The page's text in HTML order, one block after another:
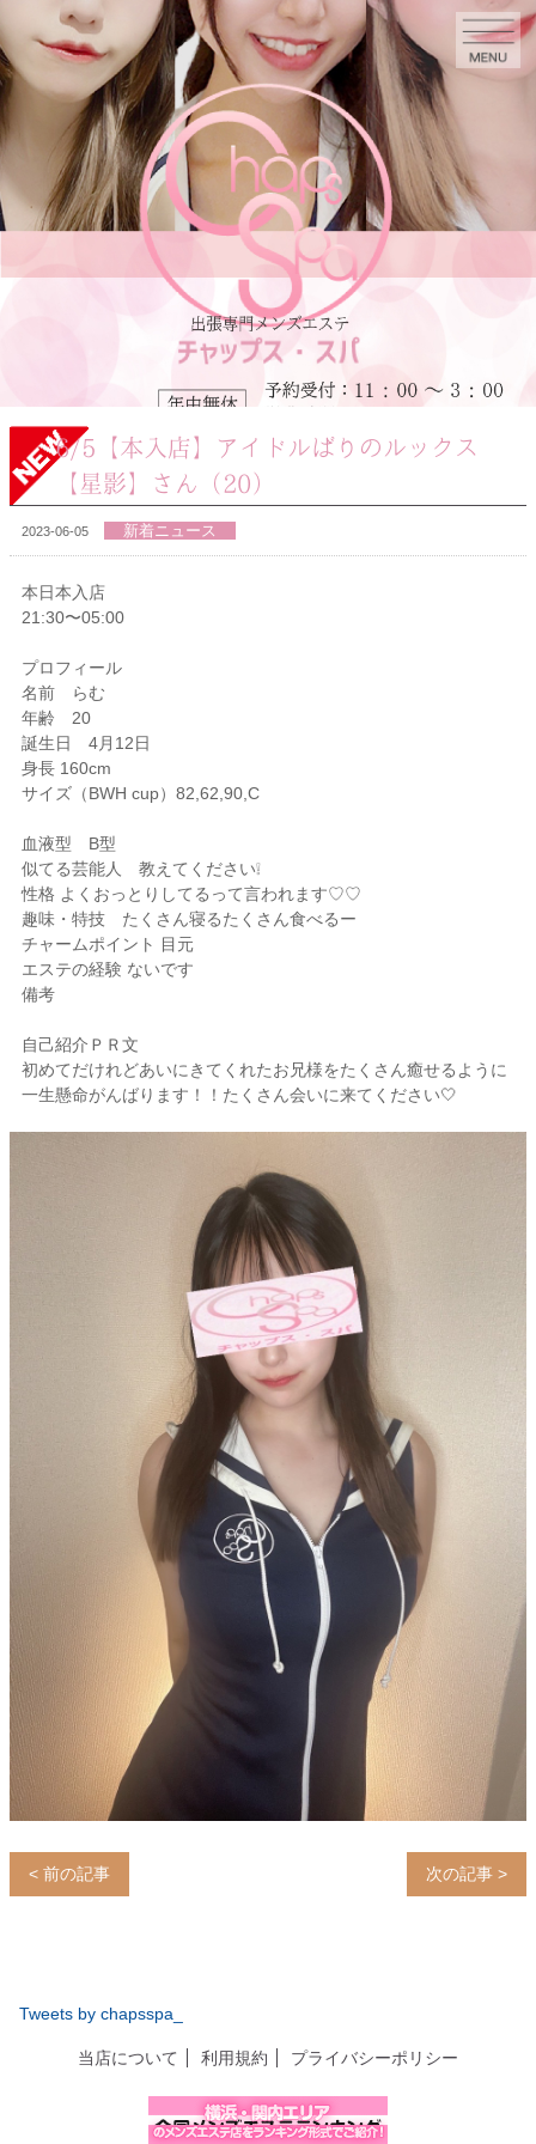
6/5【本入店】アイドルばりのルックス
【星影】さん（20）
2023-06-05 新着ニュース
本日本入店
21:30〜05:00
プロフィール
名前 らむ
年齢 20
誕生日 4月12日
身長 160cm
サイズ（BWH cup）82,62,90,C
血液型 B型
似てる芸能人 教えてください❕
性格 よくおっとりしてるって言われます♡♡
趣味・特技 たくさん寝るたくさん食べるー
チャームポイント 目元
エステの経験 ないです
備考
自己紹介ＰＲ文
初めてだけれどあいにきてくれたお兄様をたくさん癒せるように
一生懸命がんばります！！たくさん会いに来てください🤍
< 前の記事 次の記事 >
Tweets by chapsspa_
当店について 利用規約 プライバシーポリシー